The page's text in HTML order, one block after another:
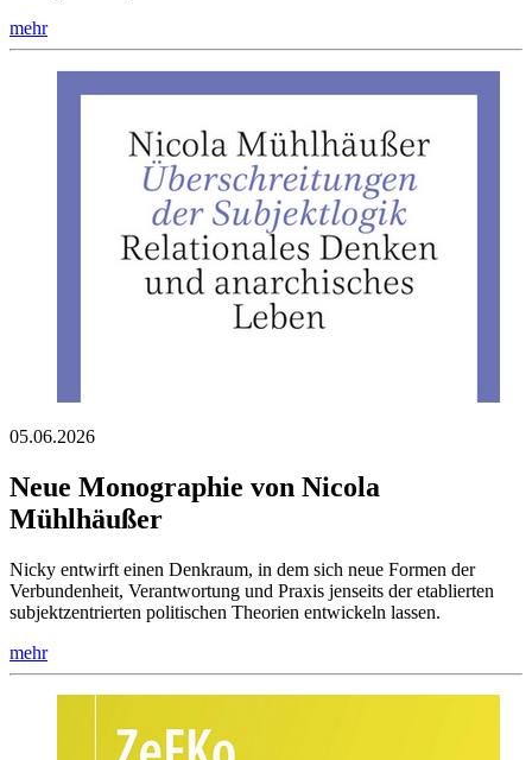
mehr
05.06.2026
Neue Monographie von Nicola
Mühlhäußer
Nicky entwirft einen Denkraum, in dem sich neue Formen der
Verbundenheit, Verantwortung und Praxis jenseits der etablierten
subjektzentrierten politischen Theorien entwickeln lassen.
mehr